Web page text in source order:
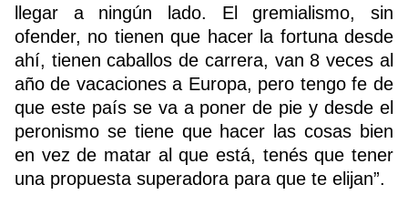
llegar a ningún lado. El gremialismo, sin
ofender, no tienen que hacer la fortuna desde
ahí, tienen caballos de carrera, van 8 veces al
año de vacaciones a Europa, pero tengo fe de
que este país se va a poner de pie y desde el
peronismo se tiene que hacer las cosas bien
en vez de matar al que está, tenés que tener
una propuesta superadora para que te elijan”.